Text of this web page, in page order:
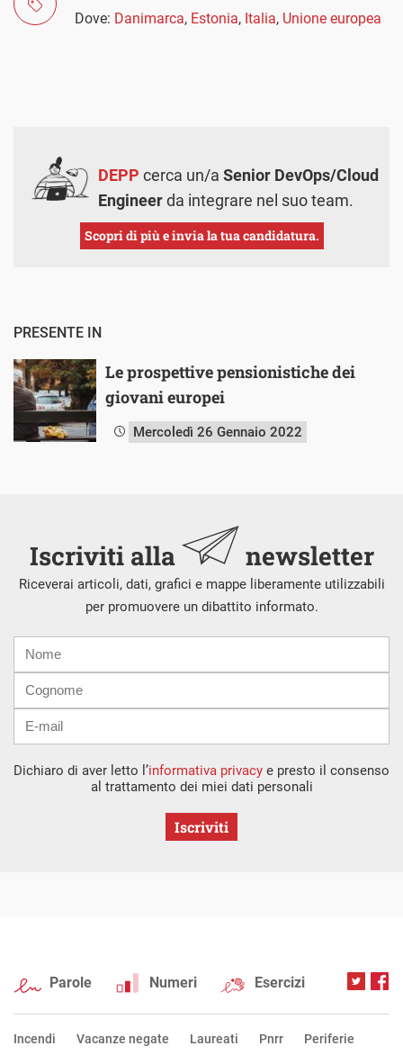
Dove: Danimarca, Estonia, Italia, Unione europea
DEPP cerca un/a Senior DevOps/Cloud
Engineerda integrare nel suo team.
Scopri di più e invia la tua candidatura.
PRESENTE IN
Le prospettive pensionistiche dei
giovani europei
Mercoledì 26 Gennaio 2022
Iscriviti alla newsletter
Riceverai articoli, dati, grafici e mappe liberamente utilizzabili
per promuovere un dibattito informato.
mail
Dichiaro di aver letto l’informativa privacy e presto il consenso
al trattamento dei miei dati personali
Iscriviti
Parole Numeri Esercizi
Incendi Vacanze negate Laureati Pnrr Periferie